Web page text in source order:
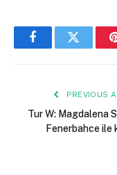
FacebookTwitter
PREVIOUS
Tur W: Magdalena
Fenerbahce ile